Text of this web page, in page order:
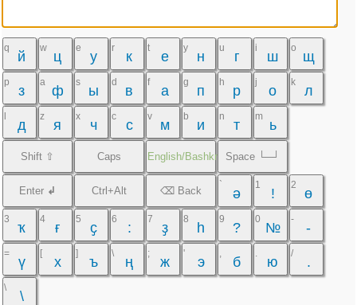
q
й
w
ц
e
у
r
к
t
е
y
н
u
г
i
ш
o
щ
p
з
a
ф
s
ы
d
в
f
а
g
п
h
р
j
о
k
л
д
z
я
x
ч
c
с
v
м
b
и
n
т
m
ь
Shift ⇧ Caps English/Bashkr Space └─┘
Enter ↲ Ctrl+Alt ⌫ Back `
ә
1
!
2
ө
3
ҡ
4
ғ
5
ҫ
6
:
7
ҙ
8
һ
9
?
0
№
-
-
=
ү
[
х
]
ъ
\
ң
;
ж
'
э
,
б
.
ю
/
.
\
\